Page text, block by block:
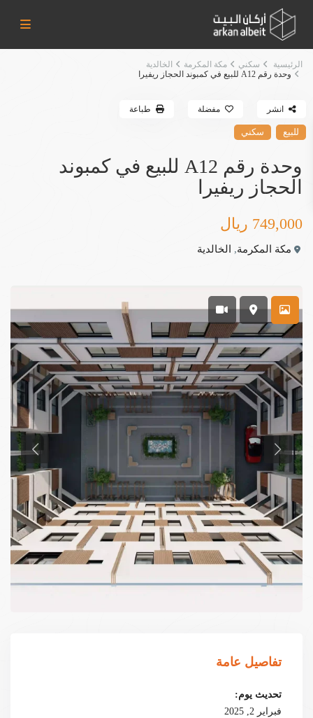
الرئيسية سكني مكة المكرمة
الخالدية
وحدة رقم A12 للبيع في كمبوند الحجاز ريفيرا
للبيع سكني
وحدة رقم A12 للبيع في كمبوند
الحجاز ريفيرا
749,000 ريال
مكة المكرمة, الخالدية
انشر مفضلة طباعة
تفاصيل عامة
تحديث يوم:
فبراير 2, 2025